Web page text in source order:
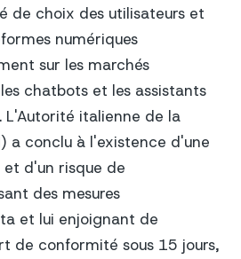
de choix des utilisateurs et
numériques
sur les marchés
chatbots et les assistants
L'Autorité italienne de la
a conclu à l'existence d'une
d'un risque de
des mesures
et lui enjoignant de
de conformité sous 15 jours,